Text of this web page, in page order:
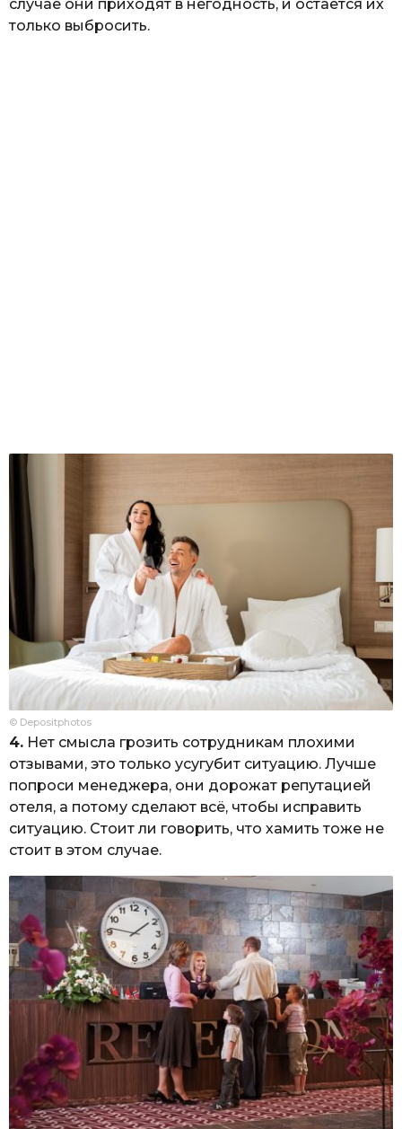
случае они приходят в негодность, и остается их
только выбросить.
© Depositphotos
4. Нет смысла грозить сотрудникам плохими
отзывами, это только усугубит ситуацию. Лучше
попроси менеджера, они дорожат репутацией
отеля, а потому сделают всё, чтобы исправить
ситуацию. Стоит ли говорить, что хамить тоже не
стоит в этом случае.